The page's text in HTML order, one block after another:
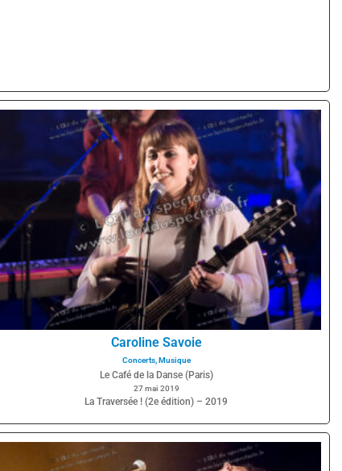
Caroline Savoie
Concerts, Musique
Le Café de la Danse (Paris)
27 mai 2019
La Traversée ! (2e édition) – 2019